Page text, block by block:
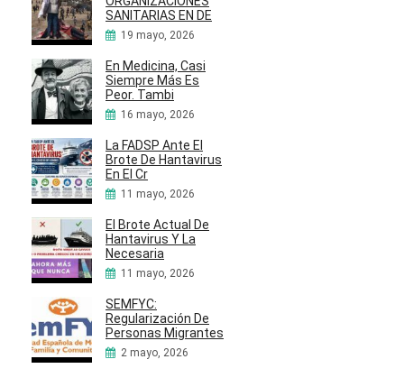
SANITARIAS EN DE
19 mayo, 2026
En Medicina, Casi
Siempre Más Es
Peor. Tambi
16 mayo, 2026
La FADSP Ante El
Brote De Hantavirus
En El Cr
11 mayo, 2026
El Brote Actual De
Hantavirus Y La
Necesaria
11 mayo, 2026
SEMFYC:
Regularización De
Personas Migrantes
2 mayo, 2026